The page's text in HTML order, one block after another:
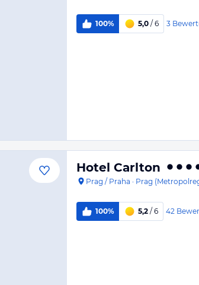
100% 5,0 / 6 3
Hotel Carlton
Prag / Praha · Prag
100% 5,2 / 6 42